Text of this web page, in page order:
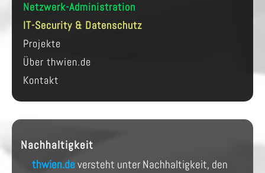
Netzwerk-Administration
IT-Security & Datenschutz
Projekte
Über thwien.de
Kontakt
Nachhaltigkeit
thwien.deversteht unter Nachhaltigkeit, den